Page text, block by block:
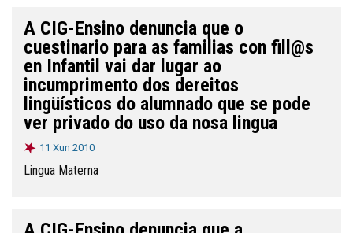
A CIG-Ensino denuncia que o
cuestinario para as familias con fill@s
en Infantil vai dar lugar ao
incumprimento dos dereitos
lingüísticos do alumnado que se pode
ver privado do uso da nosa lingua
11 Xun 2010
Lingua Materna